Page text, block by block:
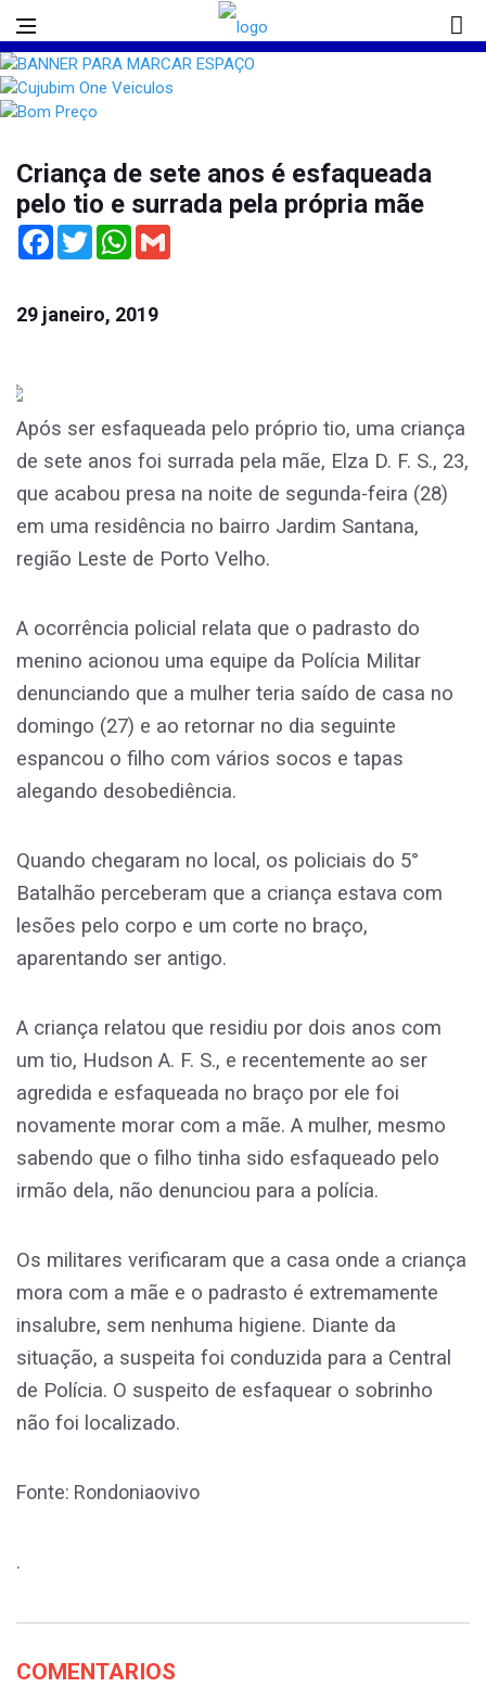
Criança de sete anos é esfaqueada
pelo tio e surrada pela própria mãe
Facebook
TwitterWhatsApp
29 janeiro, 2019
Após ser esfaqueada pelo próprio tio, uma criança
de sete anos foi surrada pela mãe, Elza D. F. S., 23,
que acabou presa na noite de segunda-feira (28)
em uma residência no bairro Jardim Santana,
região Leste de Porto Velho.
A ocorrência policial relata que o padrasto do
menino acionou uma equipe da Polícia Militar
denunciando que a mulher teria saído de casa no
domingo (27) e ao retornar no dia seguinte
espancou o filho com vários socos e tapas
alegando desobediência.
Quando chegaram no local, os policiais do 5°
Batalhão perceberam que a criança estava com
lesões pelo corpo e um corte no braço,
aparentando ser antigo.
A criança relatou que residiu por dois anos com
um tio, Hudson A. F. S., e recentemente ao ser
agredida e esfaqueada no braço por ele foi
novamente morar com a mãe. A mulher, mesmo
sabendo que o filho tinha sido esfaqueado pelo
irmão dela, não denunciou para a polícia.
Os militares verificaram que a casa onde a criança
mora com a mãe e o padrasto é extremamente
insalubre, sem nenhuma higiene. Diante da
situação, a suspeita foi conduzida para a Central
de Polícia. O suspeito de esfaquear o sobrinho
não foi localizado.
Fonte: Rondoniaovivo
.
COMENTARIOS